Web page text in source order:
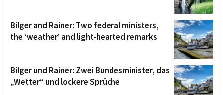
Bilger and Rainer: Two federal ministers,
the ‘weather’ and light-hearted remarks
Bilger und Rainer: Zwei Bundesminister, das
„Wetter“ und lockere Sprüche